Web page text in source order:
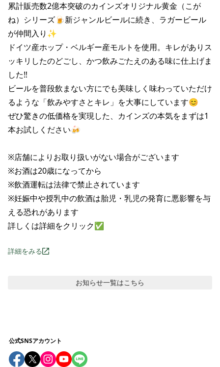
累計販売数2億本突破のカインズオリジナル黄金（こが
ね）シリーズ🍺新ジャンルビールに続き、ラガービール
が仲間入り✨
ドイツ産ホップ・ベルギー産モルトを使用。キレがありス
ッキリしたのどごし、かつ飲みごたえのある味に仕上げま
した‼️
ビールを普段飲まない方にでも美味しく味わっていただけ
るような「飲みやすさとキレ」を大事にしています😊
ぜひ驚きの低価格を実現した、カインズの本気をまずは1
本お試しください🍻
※店舗によりお取り扱いがない場合がございます
※お酒は20歳になってから
※飲酒運転は法律で禁止されています
※妊娠中や授乳中の飲酒は胎児・乳児の発育に悪影響を与
える恐れがあります
詳しくは詳細をクリック✅
詳細をみる
お知らせ一覧はこちら
公式SNSアカウント